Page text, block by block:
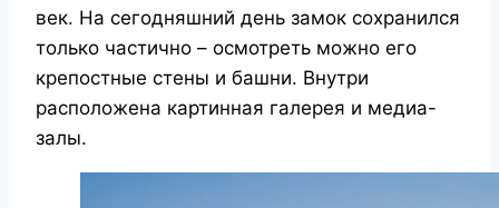
век. На сегодняшний день замок сохранился
только частично – осмотреть можно его
крепостные стены и башни. Внутри
расположена картинная галерея и медиа-
залы.